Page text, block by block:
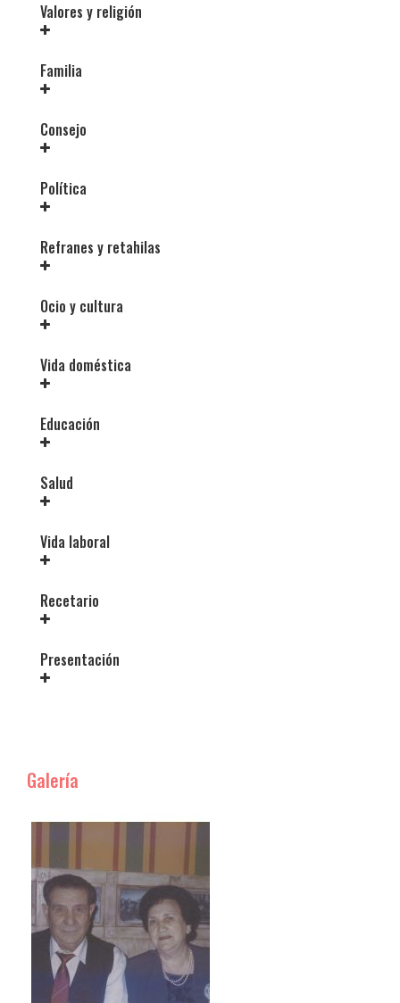
Valores y religión
Familia
Consejo
Política
Refranes y retahilas
Ocio y cultura
Vida doméstica
Educación
Salud
Vida laboral
Recetario
Presentación
Galería